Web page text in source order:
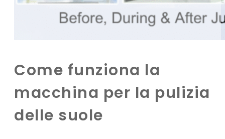
Come funziona la
macchina per la pulizia
delle suole